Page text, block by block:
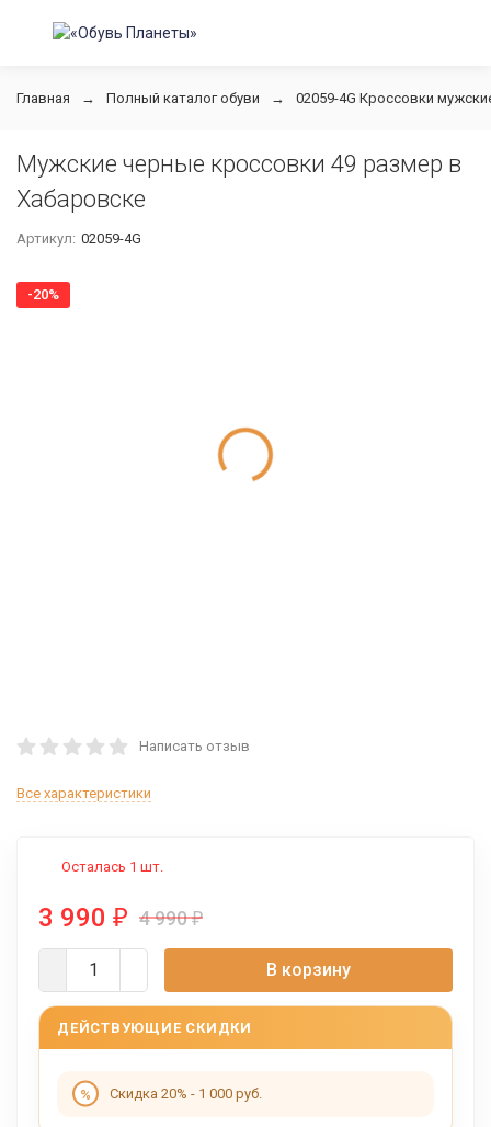
Главная Полный каталог обуви 02059-4G Кроссовки
Мужские черные кроссовки 49 размер в
Хабаровске
Артикул: 02059-4G
-20%
Написать отзыв
Все характеристики
Осталась 1 шт.
3 990 ₽ 4 990₽
В корзину
ДЕЙСТВУЮЩИЕ СКИДКИ
Скидка 20% - 1 000 руб.